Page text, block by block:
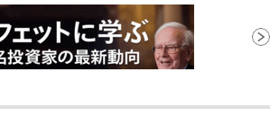
ナスダック100